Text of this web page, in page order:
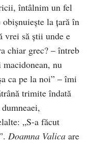
întâlnim un fel
obişnuieşte la ţară în
vrei să ştii unde e
chiar grec? – întreb
nu
ca pe la noi” – îmi
trimite îndată
„S-a făcut
Doamna Valica are